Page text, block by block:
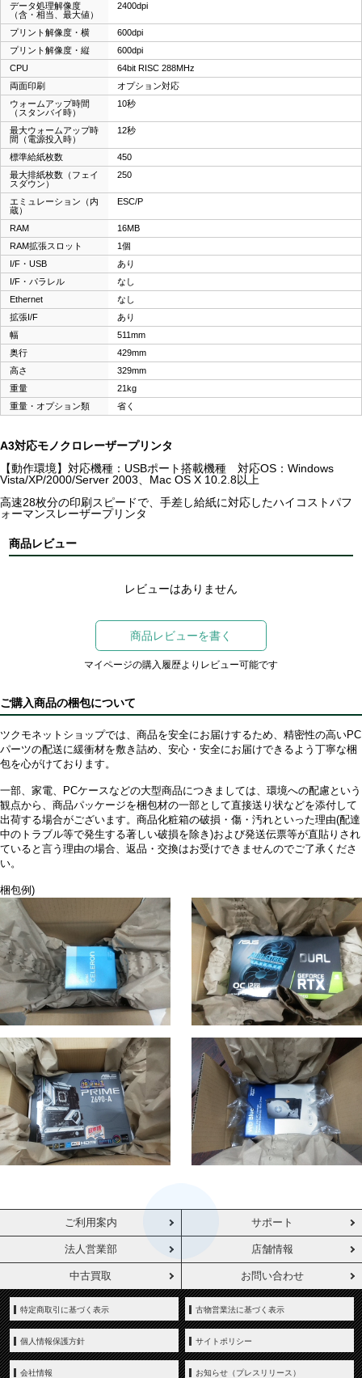
データ処理解像度
（含・相当、最大値）
2400dpi
プリント解像度・横
600dpi
プリント解像度・縦
600dpi
CPU
64bit RISC 288MHz
両面印刷
オプション対応
ウォームアップ時間
（スタンバイ時）
10秒
最大ウォームアップ時
間（電源投入時）
12秒
標準給紙枚数
450
最大排紙枚数（フェイ
スダウン）
250
エミュレーション（内
蔵）
ESC/P
RAM
16MB
RAM拡張スロット
1個
I/F・USB
あり
I/F・パラレル
なし
Ethernet
なし
拡張I/F
あり
幅
511mm
奥行
429mm
高さ
329mm
重量
21kg
重量・オプション類
省く
A3対応モノクロレーザープリンタ
【動作環境】対応機種：USBポート搭載機種 対応OS：Windows
Vista/XP/2000/Server 2003、Mac OS X 10.2.8以上
高速28枚分の印刷スピードで、手差し給紙に対応したハイコストパフ
ォーマンスレーザープリンタ
商品レビュー
レビューはありません
商品レビューを書く
マイページの購入履歴よりレビュー可能です
ご購入商品の梱包について
ツクモネットショップでは、商品を安全にお届けするため、精密性の高いPC
パーツの配送に緩衝材を敷き詰め、安心・安全にお届けできるよう丁寧な梱
包を心がけております。
一部、家電、PCケースなどの大型商品につきましては、環境への配慮という
観点から、商品パッケージを梱包材の一部として直接送り状などを添付して
出荷する場合がございます。商品化粧箱の破損・傷・汚れといった理由(配達
中のトラブル等で発生する著しい破損を除き)および発送伝票等が直貼りされ
ていると言う理由の場合、返品・交換はお受けできませんのでご了承くださ
い。
梱包例)
ご利用案内 サポート
法人営業部 店舗情報
中古買取 お問い合わせ
特定商取引に基づく表示 古物営業法に基づく表示
個人情報保護方針 サイトポリシー
会社情報 お知らせ（プレスリリース）